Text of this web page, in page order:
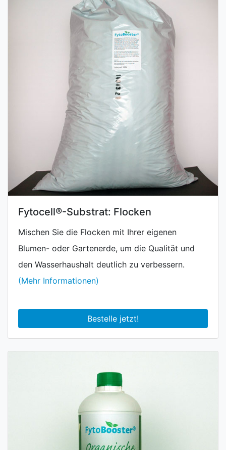
Fytocell®-Substrat: Flocken
Mischen Sie die Flocken mit Ihrer eigenen
Blumen- oder Gartenerde, um die Qualität und
den Wasserhaushalt deutlich zu verbessern.
(Mehr Informationen)
Bestelle jetzt!